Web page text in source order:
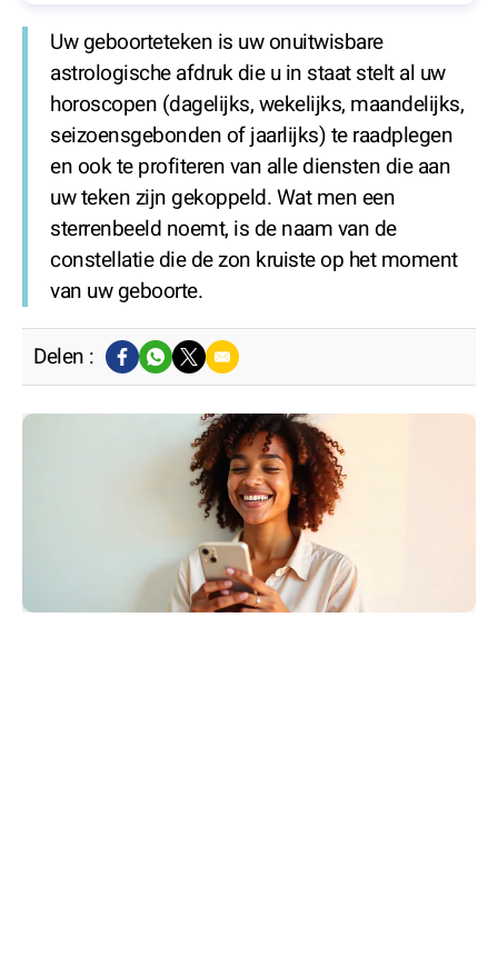
Uw geboorteteken is uw onuitwisbare
astrologische afdruk die u in staat stelt al uw
horoscopen (dagelijks, wekelijks, maandelijks,
seizoensgebonden of jaarlijks) te raadplegen
en ook te profiteren van alle diensten die aan
uw teken zijn gekoppeld. Wat men een
sterrenbeeld noemt, is de naam van de
constellatie die de zon kruiste op het moment
van uw geboorte.
Delen :